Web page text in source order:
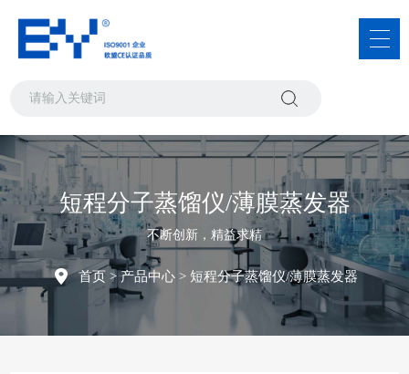
短程分子蒸馏仪/薄膜蒸发器
不断创新，精益求精
首页>产品中心> 短程分子蒸馏仪/薄膜蒸发器